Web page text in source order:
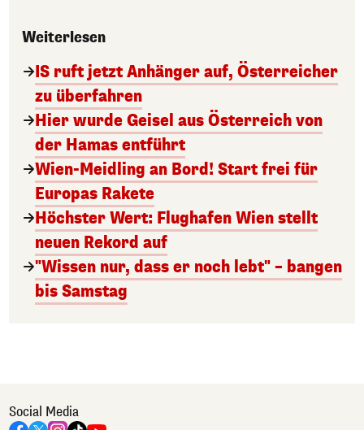
Weiterlesen
IS ruft jetzt Anhänger auf, Österreicher
zu überfahren
Hier wurde Geisel aus Österreich von
der Hamas entführt
Wien-Meidling an Bord! Start frei für
Europas Rakete
Höchster Wert: Flughafen Wien stellt
neuen Rekord auf
"Wissen nur, dass er noch lebt" – bangen
bis Samstag
Social Media